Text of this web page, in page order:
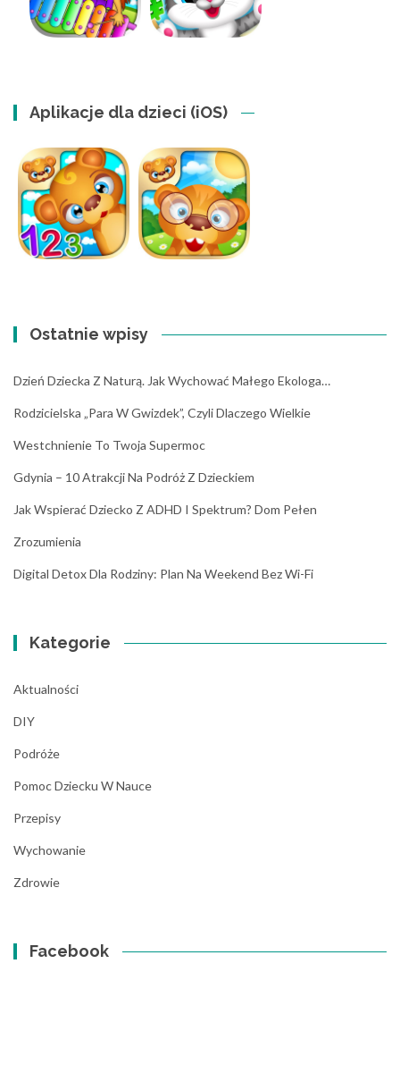
Aplikacje dla dzieci (iOS)
Ostatnie wpisy
Dzień Dziecka Z Naturą. Jak Wychować Małego Ekologa…
Rodzicielska „para W Gwizdek”, Czyli Dlaczego Wielkie
Westchnienie To Twoja Supermoc
Gdynia – 10 Atrakcji Na Podróż Z Dzieckiem
Jak Wspierać Dziecko Z ADHD I Spektrum? Dom Pełen
Zrozumienia
Digital Detox Dla Rodziny: Plan Na Weekend Bez Wi-Fi
Kategorie
Aktualności
DIY
Podróże
Pomoc Dziecku W Nauce
Przepisy
Wychowanie
Zdrowie
Facebook